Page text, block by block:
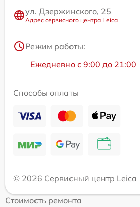
ул. Дзержинского, 25
Адрес сервисного центра Leica
Режим работы:
Ежедневно с 9:00 до 21:00
Способы оплаты
© 2026 Сервисный центр Leica
Стоимость ремонта